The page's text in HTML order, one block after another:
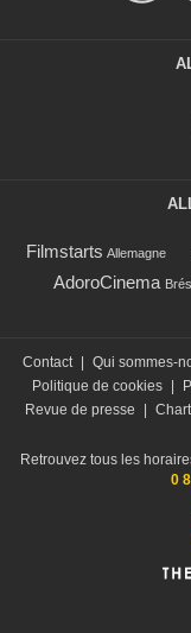
Filmstarts Allemagne
AdoroCinema
Contact Qui sommes-
Politique de cookies
Revue de presse
Retrouvez tous les
0